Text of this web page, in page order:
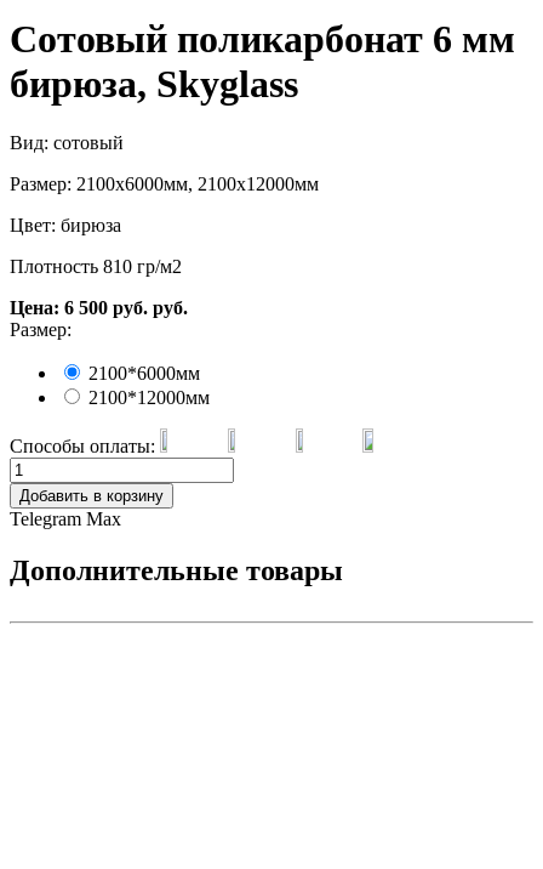
Сотовый поликарбонат 6 мм
бирюза, Skyglass
Вид: сотовый
Размер: 2100х6000мм, 2100х12000мм
Цвет: бирюза
Плотность 810 гр/м2
Цена: 6 500 руб. руб.
Размер:
2100*6000мм
2100*12000мм
Способы оплаты:
Добавить в корзину
Telegram Max
Дополнительные товары